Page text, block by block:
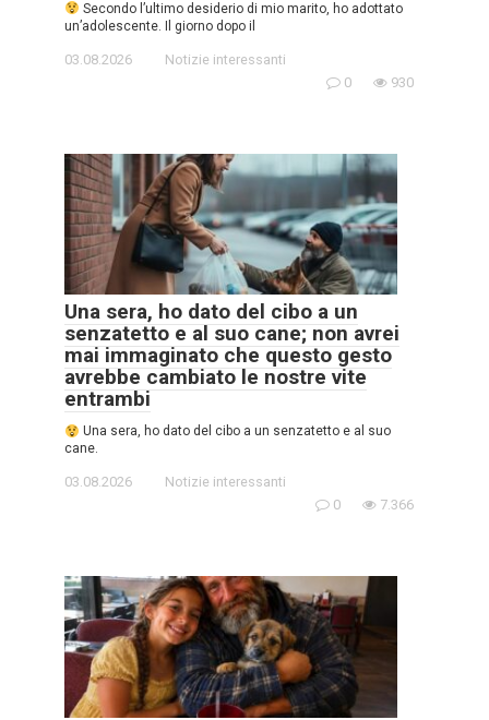
Secondo l’ultimo desiderio di mio marito, ho adottato
un’adolescente. Il giorno dopo il
03.08.2026
Notizie interessanti
0
930
Una sera, ho dato del cibo a un
senzatetto e al suo cane; non avrei
mai immaginato che questo gesto
avrebbe cambiato le nostre vite
entrambi
Una sera, ho dato del cibo a un senzatetto e al suo
cane.
03.08.2026
Notizie interessanti
0
7.366